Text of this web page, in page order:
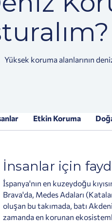
Yüksek koruma alanlarının
Etkin Koruma
İnsanlar için
İspanya'nın en kuzeydoğu
Brava'da, Medes Adaları
oluşan bu takımada, batı
zamanda en korunan